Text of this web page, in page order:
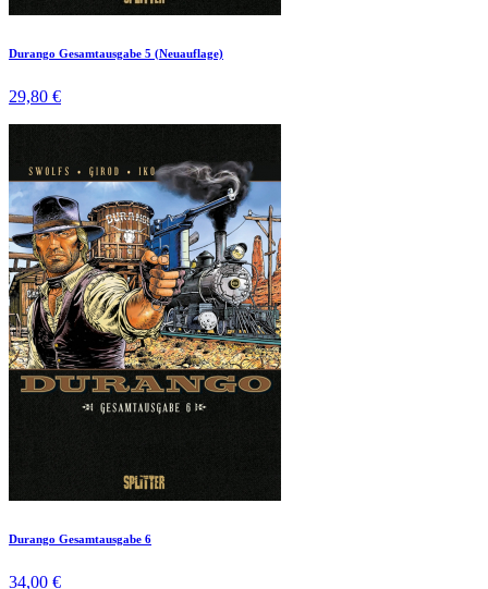
Durango Gesamtausgabe 5 (Neuauflage)
29,80 €
Durango Gesamtausgabe 6
34,00 €